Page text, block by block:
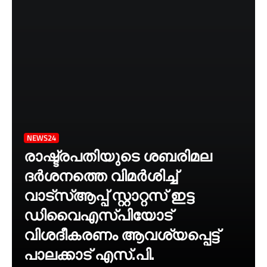
NEWS24
രാഷ്ട്രപതിയുടെ ശബരിമല
ദർശനത്തെ വിമർശിച്ച്
വാട്‌സ്ആപ്പ് സ്റ്റാറ്റസ് ഇട്ട
ഡിവൈഎസ്‌പിയോട്
വിശദീകരണം ആവശ്യപ്പെട്ട്
പാലക്കാട് എസ്.പി.